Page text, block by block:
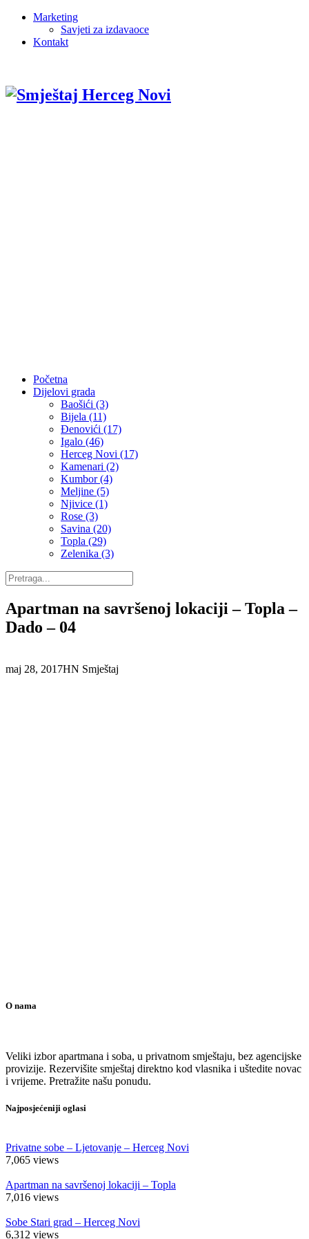
Marketing
Savjeti za izdavaoce
Kontakt
Početna
Dijelovi grada
Baošići (3)
Bijela (11)
Đenovići (17)
Igalo (46)
Herceg Novi (17)
Kamenari (2)
Kumbor (4)
Meljine (5)
Njivice (1)
Rose (3)
Savina (20)
Topla (29)
Zelenika (3)
Apartman na savršenoj lokaciji – Topla –
Dado – 04
maj 28, 2017HN Smještaj
O nama
Veliki izbor apartmana i soba, u privatnom smještaju, bez agencijske
provizije. Rezervišite smještaj direktno kod vlasnika i uštedite novac
i vrijeme. Pretražite našu ponudu.
Najposjećeniji oglasi
Privatne sobe – Ljetovanje – Herceg Novi
7,065 views
Apartman na savršenoj lokaciji – Topla
7,016 views
Sobe Stari grad – Herceg Novi
6,312 views